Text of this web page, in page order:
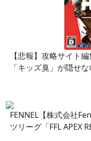
【悲報】攻略サイト
「キッズ臭」が隠せ
FENNEL【株式会社
ツリーグ「FFL APEX